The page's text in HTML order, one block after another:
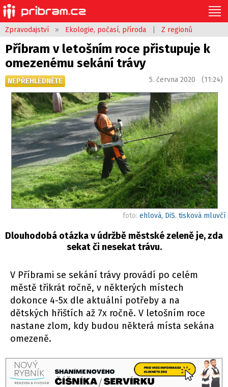
Zpravodajství » Ekologie, počasí, příroda Z regionů
Příbram v letošním roce přistupuje k
omezenému sekání trávy
NEPŘEHLÉDNĚTE 5. června 2020 (11:24)
foto: ehlová, DiS. tisková mluvčí
Dlouhodobá otázka v údržbě městské zeleně je, zda
sekat či nesekat trávu.
V Příbrami se sekání trávy provádí po celém
městě třikrát ročně, v některých místech
dokonce 4-5x dle aktuální potřeby a na
dětských hřištích až 7x ročně. V letošním roce
nastane zlom, kdy budou některá místa sekána
omezeně.